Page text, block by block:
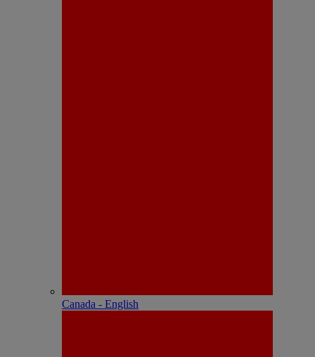
Canada - English